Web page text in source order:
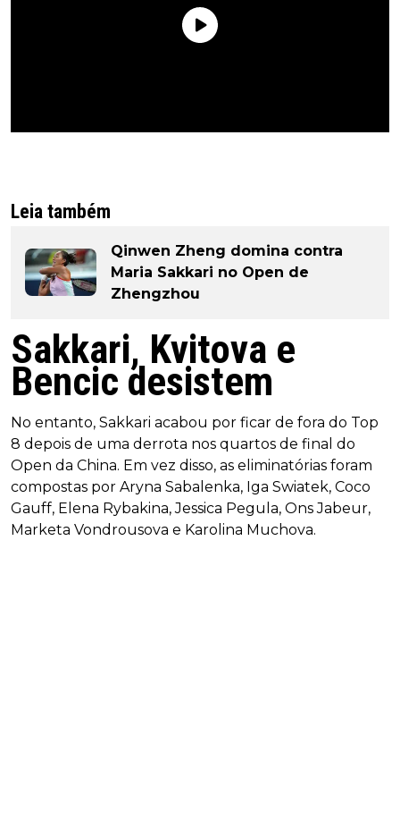
Leia também
Qinwen Zheng domina contra
Maria Sakkari no Open de
Zhengzhou
Sakkari, Kvitova e
Bencic desistem
No entanto, Sakkari acabou por ficar de fora do Top
8 depois de uma derrota nos quartos de final do
Open da China. Em vez disso, as eliminatórias foram
compostas por Aryna Sabalenka, Iga Swiatek, Coco
Gauff, Elena Rybakina, Jessica Pegula, Ons Jabeur,
Marketa Vondrousova e Karolina Muchova.